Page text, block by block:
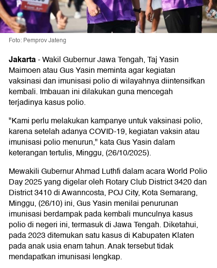
Foto: Pemprov Jateng
Jakarta-Wakil Gubernur Jawa Tengah, Taj Yasin
Maimoen atau Gus Yasin meminta agar kegiatan
vaksinasi dan imunisasi polio di wilayahnya diintensifkan
kembali. Imbauan ini dilakukan guna mencegah
terjadinya kasus polio.
"Kami perlu melakukan kampanye untuk vaksinasi polio,
karena setelah adanya COVID-19, kegiatan vaksin atau
imunisasi polio menurun," kata Gus Yasin dalam
keterangan tertulis, Minggu, (26/10/2025).
Mewakili Gubernur Ahmad Luthfi dalam acara World Polio
Day 2025 yang digelar oleh Rotary Club District 3420 dan
District 3410 di Awanncosta, POJ City, Kota Semarang,
Minggu, (26/10) ini, Gus Yasin menilai penurunan
imunisasi berdampak pada kembali munculnya kasus
polio di negeri ini, termasuk di Jawa Tengah. Diketahui,
pada 2023 ditemukan satu kasus di Kabupaten Klaten
pada anak usia enam tahun. Anak tersebut tidak
mendapatkan imunisasi lengkap.